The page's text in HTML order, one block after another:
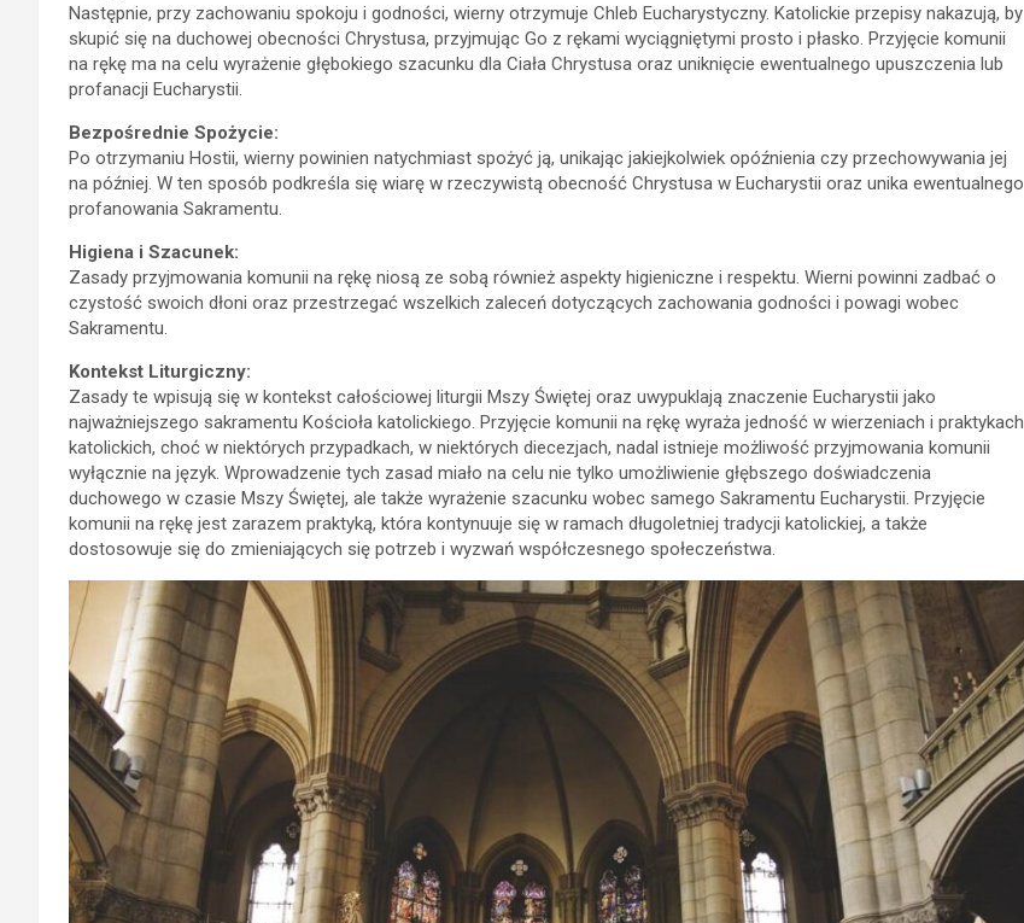
Następnie, przy zachowaniu spokoju i godności, wierny otrzymuje Chleb Eucharystyczny. Katolickie przepisy nakazują, by
skupić się na duchowej obecności Chrystusa, przyjmując Go z rękami wyciągniętymi prosto i płasko. Przyjęcie komunii
na rękę ma na celu wyrażenie głębokiego szacunku dla Ciała Chrystusa oraz uniknięcie ewentualnego upuszczenia lub
profanacji Eucharystii.
Bezpośrednie Spożycie:
Po otrzymaniu Hostii, wierny powinien natychmiast spożyć ją, unikając jakiejkolwiek opóźnienia czy przechowywania jej
na później. W ten sposób podkreśla się wiarę w rzeczywistą obecność Chrystusa w Eucharystii oraz unika ewentualnego
profanowania Sakramentu.
Higiena i Szacunek:
Zasady przyjmowania komunii na rękę niosą ze sobą również aspekty higieniczne i respektu. Wierni powinni zadbać o
czystość swoich dłoni oraz przestrzegać wszelkich zaleceń dotyczących zachowania godności i powagi wobec
Sakramentu.
Kontekst Liturgiczny:
Zasady te wpisują się w kontekst całościowej liturgii Mszy Świętej oraz uwypuklają znaczenie Eucharystii jako
najważniejszego sakramentu Kościoła katolickiego. Przyjęcie komunii na rękę wyraża jedność w wierzeniach i praktykach
katolickich, choć w niektórych przypadkach, w niektórych diecezjach, nadal istnieje możliwość przyjmowania komunii
wyłącznie na język. Wprowadzenie tych zasad miało na celu nie tylko umożliwienie głębszego doświadczenia
duchowego w czasie Mszy Świętej, ale także wyrażenie szacunku wobec samego Sakramentu Eucharystii. Przyjęcie
komunii na rękę jest zarazem praktyką, która kontynuuje się w ramach długoletniej tradycji katolickiej, a także
dostosowuje się do zmieniających się potrzeb i wyzwań współczesnego społeczeństwa.